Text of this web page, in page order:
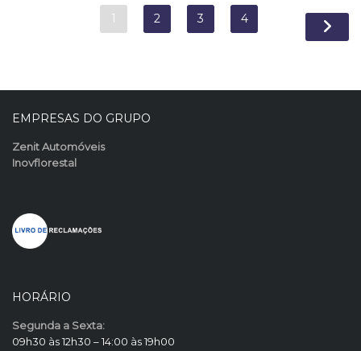
1 2 3 4
EMPRESAS DO GRUPO
Zenit Automóveis
Inovflorestal
HORÁRIO
Segunda a Sexta:
09h30 às 12h30 – 14:00 às 19h00